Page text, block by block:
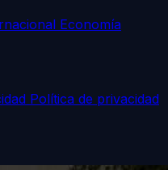
Economía
Política de privacidad